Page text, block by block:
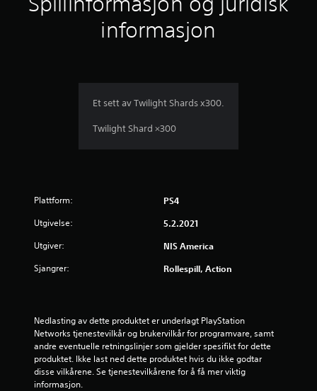
informasjon
Et sett av Twilight Shards x300.
Twilight Shard ×300
Plattform: PS4
Utgivelse: 5.2.2021
Utgiver: NIS America
Sjangrer: Rollespill, Action
Nedlasting av dette produktet er underlagt PlayStation
Networks tjenestevilkår og brukervilkår for programvare, samt
andre eventuelle retningslinjer som gjelder spesifikt for dette
produktet. Ikke last ned dette produktet hvis du ikke godtar
disse vilkårene. Se tjenestevilkårene for å få mer viktig
informasjon.